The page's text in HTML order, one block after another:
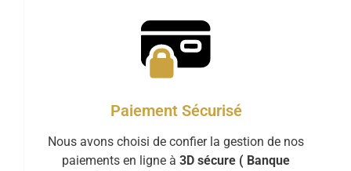
Paiement Sécurisé
Nous avons choisi de confier la gestion de nos
paiements en ligne à 3D sécure ( Banque